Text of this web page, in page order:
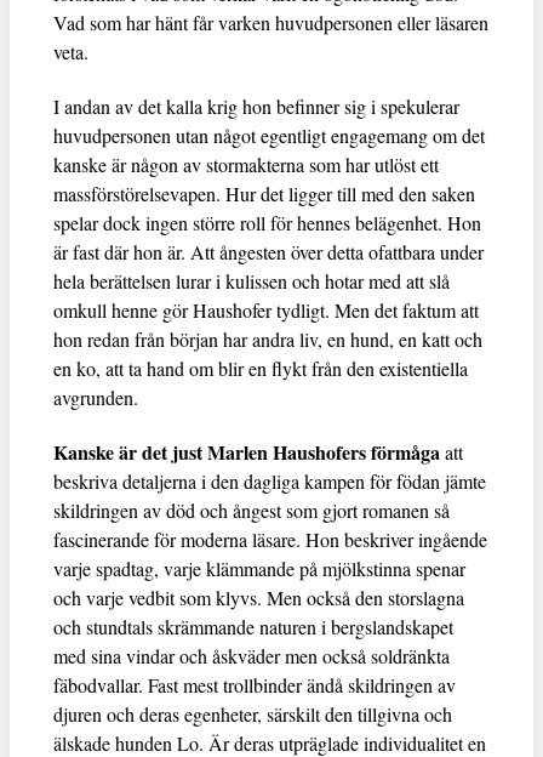
Vad som har hänt får varken huvudpersonen eller läsaren
veta.
I andan av det kalla krig hon befinner sig i spekulerar
huvudpersonen utan något egentligt engagemang om det
kanske är någon av stormakterna som har utlöst ett
massförstörelsevapen. Hur det ligger till med den saken
spelar dock ingen större roll för hennes belägenhet. Hon
är fast där hon är. Att ångesten över detta ofattbara under
hela berättelsen lurar i kulissen och hotar med att slå
omkull henne gör Haushofer tydligt. Men det faktum att
hon redan från början har andra liv, en hund, en katt och
en ko, att ta hand om blir en flykt från den existentiella
avgrunden.
Kanske är det just Marlen Haushofers förmåga att
beskriva detaljerna i den dagliga kampen för födan jämte
skildringen av död och ångest som gjort romanen så
fascinerande för moderna läsare. Hon beskriver ingående
varje spadtag, varje klämmande på mjölkstinna spenar
och varje vedbit som klyvs. Men också den storslagna
och stundtals skrämmande naturen i bergslandskapet
med sina vindar och åskväder men också soldränkta
fäbodvallar. Fast mest trollbinder ändå skildringen av
djuren och deras egenheter, särskilt den tillgivna och
älskade hunden Lo. Är deras utpräglade individualitet en